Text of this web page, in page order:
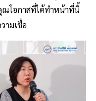
ณโอกาสที่ได้ทำหน้าที่นี้
ามเชื่อ